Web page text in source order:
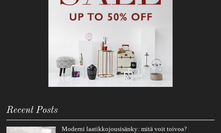
Recent Posts
Moderni laatikkojousisänky: mitä voit toivoa?